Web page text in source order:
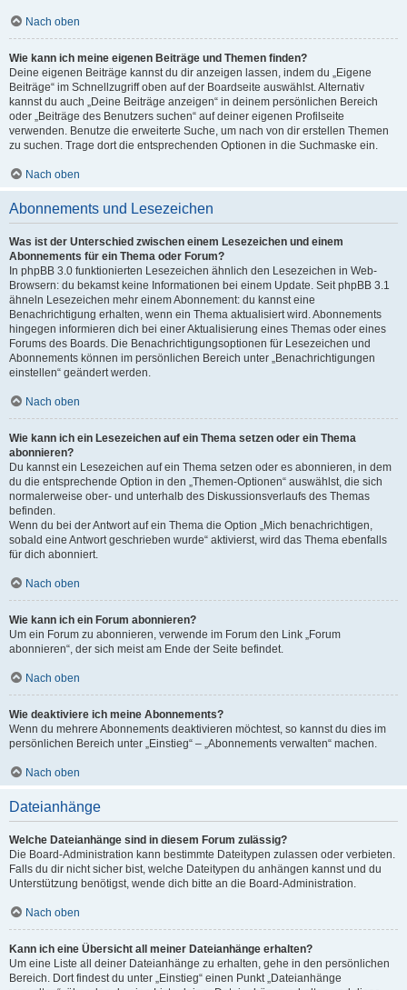
Nach oben
Wie kann ich meine eigenen Beiträge und Themen finden?
Deine eigenen Beiträge kannst du dir anzeigen lassen, indem du „Eigene
Beiträge“ im Schnellzugriff oben auf der Boardseite auswählst. Alternativ
kannst du auch „Deine Beiträge anzeigen“ in deinem persönlichen Bereich
oder „Beiträge des Benutzers suchen“ auf deiner eigenen Profilseite
verwenden. Benutze die erweiterte Suche, um nach von dir erstellen Themen
zu suchen. Trage dort die entsprechenden Optionen in die Suchmaske ein.
Nach oben
Abonnements und Lesezeichen
Was ist der Unterschied zwischen einem Lesezeichen und einem
Abonnements für ein Thema oder Forum?
In phpBB 3.0 funktionierten Lesezeichen ähnlich den Lesezeichen in Web-
Browsern: du bekamst keine Informationen bei einem Update. Seit phpBB 3.1
ähneln Lesezeichen mehr einem Abonnement: du kannst eine
Benachrichtigung erhalten, wenn ein Thema aktualisiert wird. Abonnements
hingegen informieren dich bei einer Aktualisierung eines Themas oder eines
Forums des Boards. Die Benachrichtigungsoptionen für Lesezeichen und
Abonnements können im persönlichen Bereich unter „Benachrichtigungen
einstellen“ geändert werden.
Nach oben
Wie kann ich ein Lesezeichen auf ein Thema setzen oder ein Thema
abonnieren?
Du kannst ein Lesezeichen auf ein Thema setzen oder es abonnieren, in dem
du die entsprechende Option in den „Themen-Optionen“ auswählst, die sich
normalerweise ober- und unterhalb des Diskussionsverlaufs des Themas
befinden.
Wenn du bei der Antwort auf ein Thema die Option „Mich benachrichtigen,
sobald eine Antwort geschrieben wurde“ aktivierst, wird das Thema ebenfalls
für dich abonniert.
Nach oben
Wie kann ich ein Forum abonnieren?
Um ein Forum zu abonnieren, verwende im Forum den Link „Forum
abonnieren“, der sich meist am Ende der Seite befindet.
Nach oben
Wie deaktiviere ich meine Abonnements?
Wenn du mehrere Abonnements deaktivieren möchtest, so kannst du dies im
persönlichen Bereich unter „Einstieg“ – „Abonnements verwalten“ machen.
Nach oben
Dateianhänge
Welche Dateianhänge sind in diesem Forum zulässig?
Die Board-Administration kann bestimmte Dateitypen zulassen oder verbieten.
Falls du dir nicht sicher bist, welche Dateitypen du anhängen kannst und du
Unterstützung benötigst, wende dich bitte an die Board-Administration.
Nach oben
Kann ich eine Übersicht all meiner Dateianhänge erhalten?
Um eine Liste all deiner Dateianhänge zu erhalten, gehe in den persönlichen
Bereich. Dort findest du unter „Einstieg“ einen Punkt „Dateianhänge